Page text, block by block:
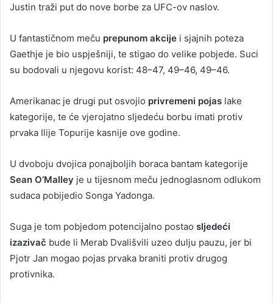
Justin traži put do nove borbe za UFC-ov naslov.
U fantastičnom meču prepunom akcije i sjajnih poteza
Gaethje je bio uspješniji, te stigao do velike pobjede. Suci
su bodovali u njegovu korist: 48–47, 49–46, 49–46.
Amerikanac je drugi put osvojio privremeni pojas lake
kategorije, te će vjerojatno sljedeću borbu imati protiv
prvaka Ilije Topurije kasnije ove godine.
U dvoboju dvojica ponajboljih boraca bantam kategorije
Sean O’Malley je u tijesnom meču jednoglasnom odlukom
sudaca pobijedio Songa Yadonga.
Suga je tom pobjedom potencijalno postao sljedeći
izazivač bude li Merab Dvališvili uzeo dulju pauzu, jer bi
Pjotr Jan mogao pojas prvaka braniti protiv drugog
protivnika.